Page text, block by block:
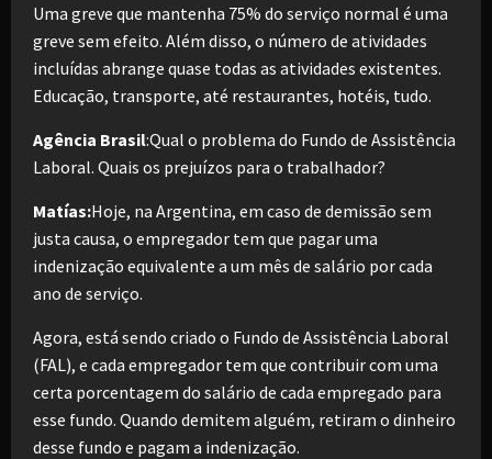
Uma greve que mantenha 75% do serviço normal é uma
greve sem efeito. Além disso, o número de atividades
incluídas abrange quase todas as atividades existentes.
Educação, transporte, até restaurantes, hotéis, tudo.
Agência Brasil:Qual o problema do Fundo de Assistência
Laboral. Quais os prejuízos para o trabalhador?
Matías:Hoje, na Argentina, em caso de demissão sem
justa causa, o empregador tem que pagar uma
indenização equivalente a um mês de salário por cada
ano de serviço.
Agora, está sendo criado o Fundo de Assistência Laboral
(FAL), e cada empregador tem que contribuir com uma
certa porcentagem do salário de cada empregado para
esse fundo. Quando demitem alguém, retiram o dinheiro
desse fundo e pagam a indenização.